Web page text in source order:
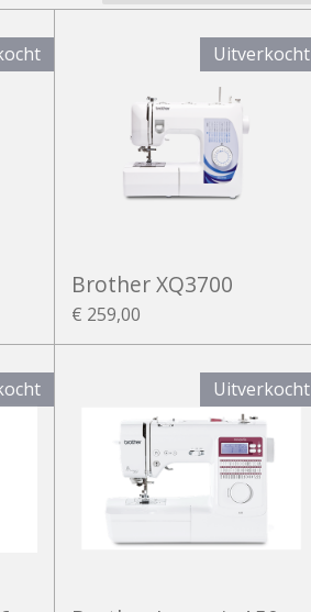
Uitverkocht
Brother XQ3700
€ 259,00
Uitverkocht